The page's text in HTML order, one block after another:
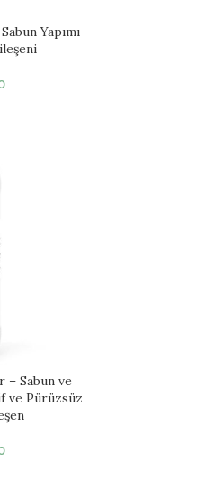
Yapımı
– Sabun ve
ve Pürüzsüz